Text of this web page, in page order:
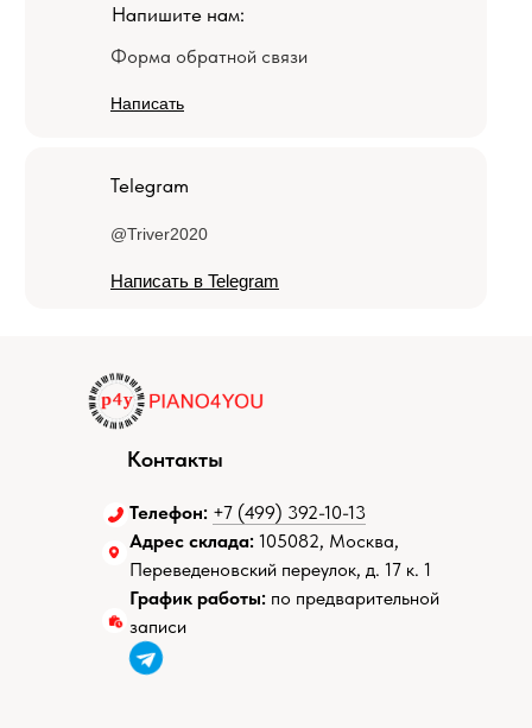
Напишите нам:
Telegram
Написать
Написать в Telegram
Форма обратной связи
@Triver2020
Контакты
Телефон: +7 (499) 392-10-13
Адрес склада: 105082, Москва,
Переведеновский переулок, д. 17 к. 1
График работы: по предварительной
записи